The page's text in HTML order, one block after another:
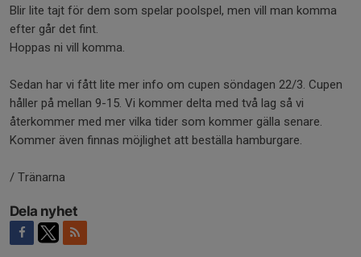
Blir lite tajt för dem som spelar poolspel, men vill man komma
efter går det fint.
Hoppas ni vill komma.
Sedan har vi fått lite mer info om cupen söndagen 22/3. Cupen
håller på mellan 9-15. Vi kommer delta med två lag så vi
återkommer med mer vilka tider som kommer gälla senare.
Kommer även finnas möjlighet att beställa hamburgare.
/ Tränarna
Dela nyhet